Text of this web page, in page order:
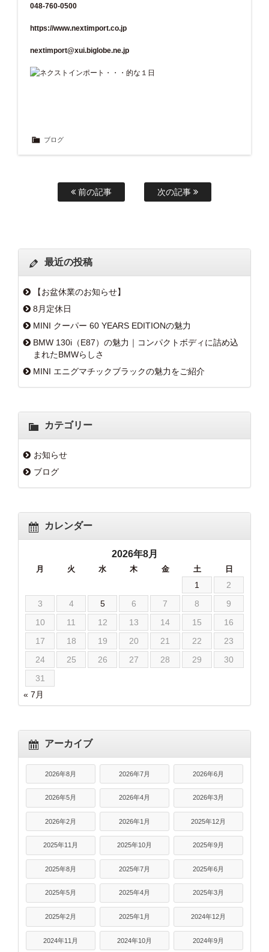
048-760-0500
https://www.nextimport.co.jp
nextimport@xui.biglobe.ne.jp
ブログ
前の記事 次の記事
最近の投稿
【お盆休業のお知らせ】
8月定休日
MINI クーパー 60 YEARS EDITIONの魅力
BMW 130i（E87）の魅力｜コンパクトボディに詰め込
まれたBMWらしさ
MINI エニグマチックブラックの魅力をご紹介
カテゴリー
お知らせ
ブログ
カレンダー
2026年8月
月 火 水 木 金 土 日
1
2
3
4 5 6 7 8
9
10
11 12 13 14 15
16
17
18 19 20 21 22
23
24
25 26 27 28 29
30
31
« 7月
アーカイブ
2026年8月 2026年7月 2026年6月
2026年5月 2026年4月 2026年3月
2026年2月 2026年1月 2025年12月
2025年11月 2025年10月 2025年9月
2025年8月 2025年7月 2025年6月
2025年5月 2025年4月 2025年3月
2025年2月 2025年1月 2024年12月
2024年11月 2024年10月 2024年9月